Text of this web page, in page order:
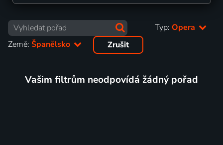
Typ: Opera
Země: Španělsko Zrušit
Vašim filtrům neodpovídá žádný pořad